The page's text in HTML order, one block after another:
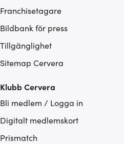
Franchisetagare
Bildbank för press
Tillgänglighet
Sitemap Cervera
Klubb Cervera
Bli medlem / Logga in
Digitalt medlemskort
Prismatch